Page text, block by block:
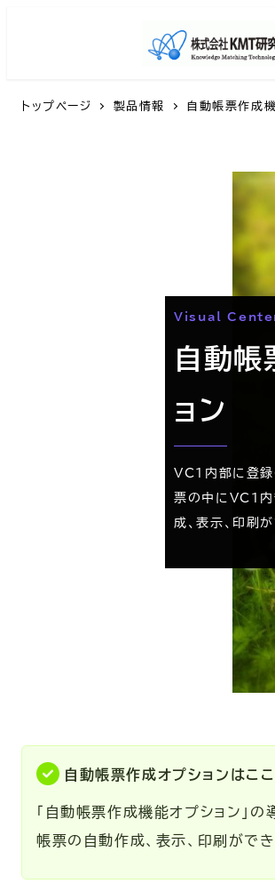
トップページ 製品情報 自動帳票作成
Visual
自動帳
ョン
VC1内部に登録
票の中にVC1内
成、表示、印刷
自動帳票作成オプションはこ
「自動帳票作成機能オプション」
帳票の自動作成、表示、印刷がで